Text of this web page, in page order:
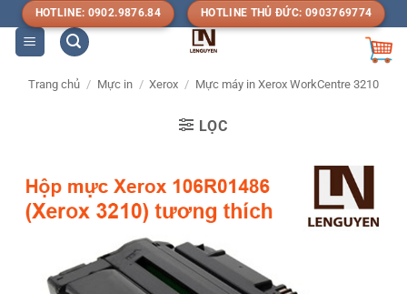
qua
nội
dung
HOTLINE: 0902.9876.84 HOTLINE THỦ ĐỨC: 0903769774
Trang chủ / Mực in / Xerox / Mực máy in Xerox WorkCentre 3210
LỌC